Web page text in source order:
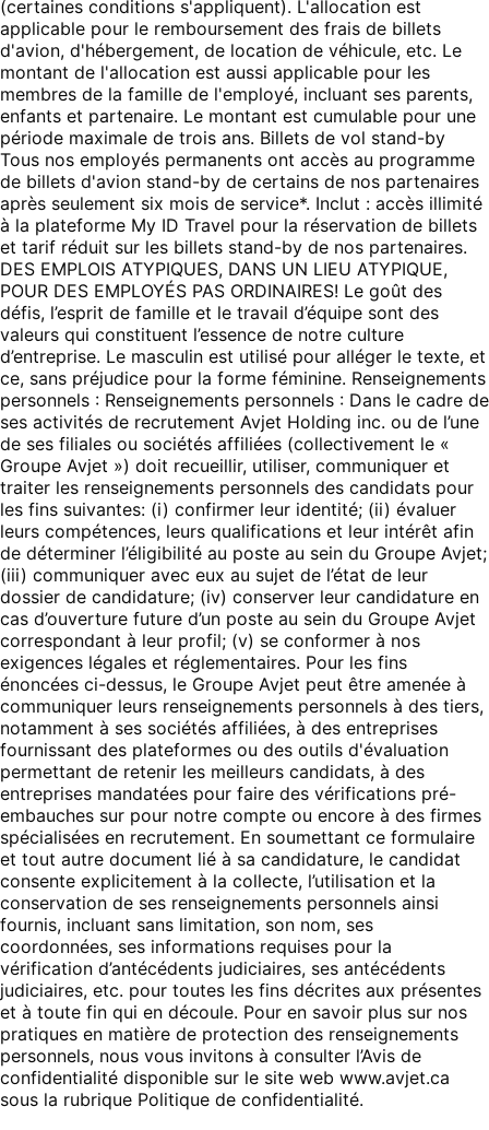
(certaines conditions s'appliquent). L'allocation est
applicable pour le remboursement des frais de billets
d'avion, d'hébergement, de location de véhicule, etc. Le
montant de l'allocation est aussi applicable pour les
membres de la famille de l'employé, incluant ses parents,
enfants et partenaire. Le montant est cumulable pour une
période maximale de trois ans. Billets de vol stand-by
Tous nos employés permanents ont accès au programme
de billets d'avion stand-by de certains de nos partenaires
après seulement six mois de service*. Inclut : accès illimité
à la plateforme My ID Travel pour la réservation de billets
et tarif réduit sur les billets stand-by de nos partenaires.
DES EMPLOIS ATYPIQUES, DANS UN LIEU ATYPIQUE,
POUR DES EMPLOYÉS PAS ORDINAIRES! Le goût des
défis, l’esprit de famille et le travail d’équipe sont des
valeurs qui constituent l’essence de notre culture
d’entreprise. Le masculin est utilisé pour alléger le texte, et
ce, sans préjudice pour la forme féminine. Renseignements
personnels : Renseignements personnels : Dans le cadre de
ses activités de recrutement Avjet Holding inc. ou de l’une
de ses filiales ou sociétés affiliées (collectivement le «
Groupe Avjet ») doit recueillir, utiliser, communiquer et
traiter les renseignements personnels des candidats pour
les fins suivantes: (i) confirmer leur identité; (ii) évaluer
leurs compétences, leurs qualifications et leur intérêt afin
de déterminer l’éligibilité au poste au sein du Groupe Avjet;
(iii) communiquer avec eux au sujet de l’état de leur
dossier de candidature; (iv) conserver leur candidature en
cas d’ouverture future d’un poste au sein du Groupe Avjet
correspondant à leur profil; (v) se conformer à nos
exigences légales et réglementaires. Pour les fins
énoncées ci-dessus, le Groupe Avjet peut être amenée à
communiquer leurs renseignements personnels à des tiers,
notamment à ses sociétés affiliées, à des entreprises
fournissant des plateformes ou des outils d'évaluation
permettant de retenir les meilleurs candidats, à des
entreprises mandatées pour faire des vérifications pré-
embauches sur pour notre compte ou encore à des firmes
spécialisées en recrutement. En soumettant ce formulaire
et tout autre document lié à sa candidature, le candidat
consente explicitement à la collecte, l’utilisation et la
conservation de ses renseignements personnels ainsi
fournis, incluant sans limitation, son nom, ses
coordonnées, ses informations requises pour la
vérification d’antécédents judiciaires, ses antécédents
judiciaires, etc. pour toutes les fins décrites aux présentes
et à toute fin qui en découle. Pour en savoir plus sur nos
pratiques en matière de protection des renseignements
personnels, nous vous invitons à consulter l’Avis de
confidentialité disponible sur le site web www.avjet.ca
sous la rubrique Politique de confidentialité.